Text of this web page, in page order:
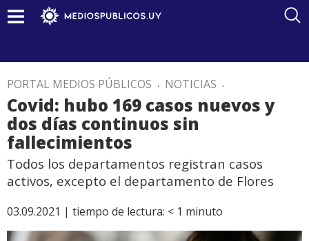
PORTAL MEDIOS PÚBLICOS . NOTICIAS .
Covid: hubo 169 casos nuevos y
dos días continuos sin
fallecimientos
Todos los departamentos registran casos
activos, excepto el departamento de Flores
03.09.2021 | tiempo de lectura: < 1 minuto